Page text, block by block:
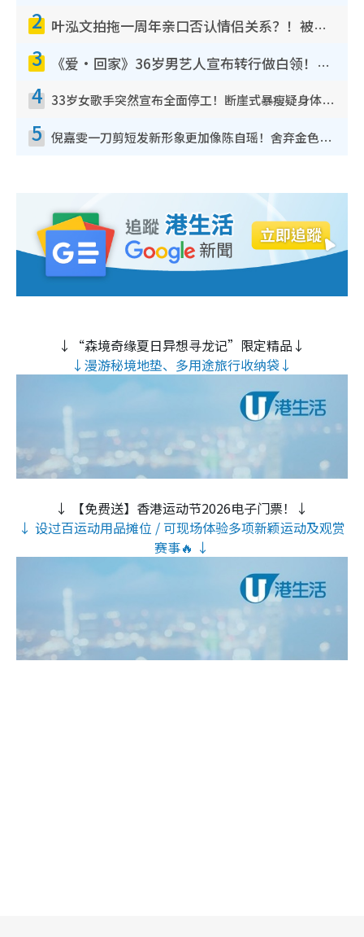
2 叶泓文拍拖一周年亲口否认情侣关系？！被质疑感情造假竟称GM“普通同事”
3 《爱·回家》36岁男艺人宣布转行做白领！卸下艺人身份回归素人平淡生活
4 33岁女歌手突然宣布全面停工！断崖式暴瘦疑身体亮红灯！声明曝：将暂时淡出
5 倪嘉雯一刀剪短发新形象更加像陈自瑶！舍弃金色长发造型气质大变超惊喜
↓“森境奇缘夏日异想寻龙记”限定精品↓
↓漫游秘境地垫、多用途旅行收纳袋↓
↓ 【免费送】香港运动节2026电子门票！↓
↓ 设过百运动用品摊位 / 可现场体验多项新颖运动及观赏
赛事🔥 ↓